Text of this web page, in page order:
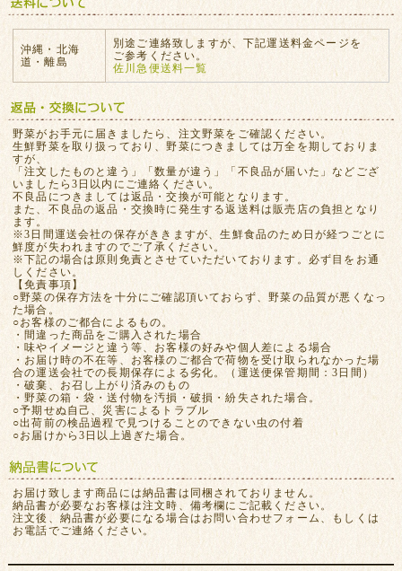
沖縄・北海
道・離島
別途ご連絡致しますが、下記運送料金ページを
ご参考ください。
佐川急便送料一覧
野菜がお手元に届きましたら、注文野菜をご確認ください。
生鮮野菜を取り扱っており、野菜につきましては万全を期しておりま
すが、
「注文したものと違う」「数量が違う」「不良品が届いた」などござ
いましたら3日以内にご連絡ください。
不良品につきましては返品・交換が可能となります。
また、不良品の返品・交換時に発生する返送料は販売店の負担となり
ます。
※3日間運送会社の保存がききますが、生鮮食品のため日が経つごとに
鮮度が失われますのでご了承ください。
※下記の場合は原則免責とさせていただいております。必ず目をお通
しください。
【免責事項】
○野菜の保存方法を十分にご確認頂いておらず、野菜の品質が悪くなっ
た場合。
○お客様のご都合によるもの。
・間違った商品をご購入された場合
・味やイメージと違う等、お客様の好みや個人差による場合
・お届け時の不在等、お客様のご都合で荷物を受け取られなかった場
合の運送会社での長期保存による劣化。（運送便保管期間：3日間）
・破棄、お召し上がり済みのもの
・野菜の箱・袋・送付物を汚損・破損・紛失された場合。
○予期せぬ自己、災害によるトラブル
○出荷前の検品過程で見つけることのできない虫の付着
○お届けから3日以上過ぎた場合。
お届け致します商品には納品書は同梱されておりません。
納品書が必要なお客様は注文時、備考欄にご記載ください。
注文後、納品書が必要になる場合はお問い合わせフォーム、もしくは
お電話でご連絡ください。